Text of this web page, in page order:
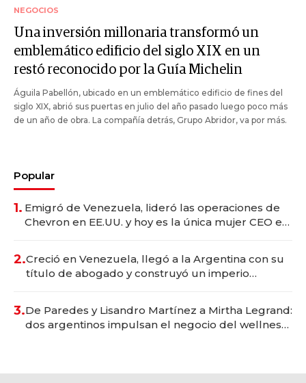
NEGOCIOS
Una inversión millonaria transformó un
emblemático edificio del siglo XIX en un
restó reconocido por la Guía Michelin
Águila Pabellón, ubicado en un emblemático edificio de fines del
siglo XIX, abrió sus puertas en julio del año pasado luego poco más
de un año de obra. La compañía detrás, Grupo Abridor, va por más.
Popular
1. Emigró de Venezuela, lideró las operaciones de
Chevron en EE.UU. y hoy es la única mujer CEO en
2.Creció en Venezuela, llegó a la Argentina con su
título de abogado y construyó un imperio
3.De Paredes y Lisandro Martínez a Mirtha Legrand:
dos argentinos impulsan el negocio del wellness